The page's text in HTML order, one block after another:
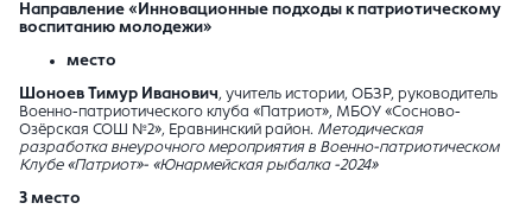
Направление « И нновационные подходы к патриотическому
воспитанию молодежи»
место
Шоноев Тимур Иванович, учитель истории, ОБЗР, руководитель
Военно-патриотического клуба «Патриот», МБОУ «Сосново-
Озёрская СОШ №2», Еравнинский район. Методическая
разработка внеурочного мероприятия в Военно-патриотическом
Клубе «Патриот»- «Юнармейская рыбалка -2024»
3 место